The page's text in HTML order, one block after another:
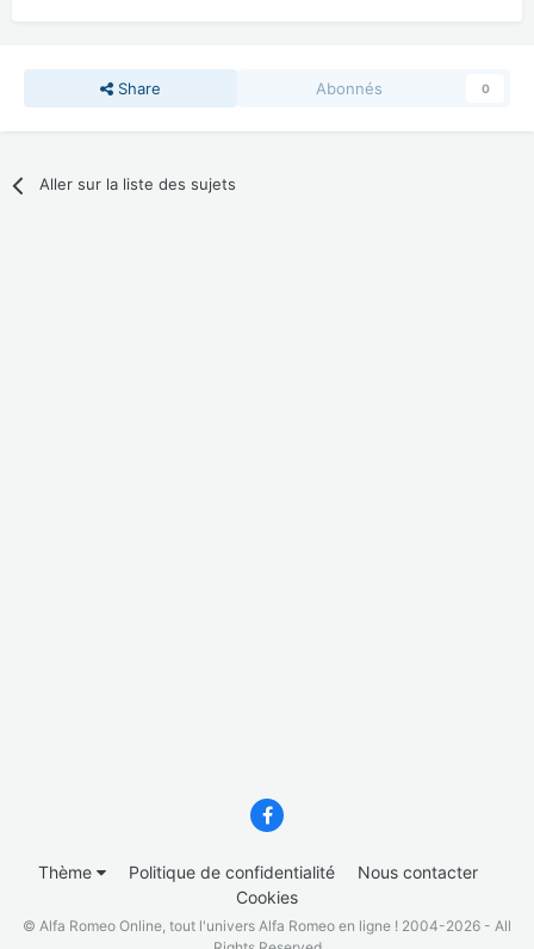
Share Abonnés 0
Aller sur la liste des sujets
Thème Politique de confidentialité
Nous contacter
Cookies
© Alfa Romeo Online, tout l'univers Alfa Romeo en ligne ! 2004-2026 - All